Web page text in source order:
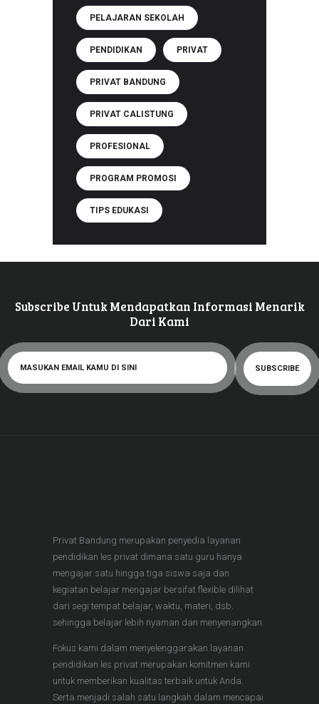
PELAJARAN SEKOLAH
PENDIDIKAN PRIVAT
PRIVAT BANDUNG
PRIVAT CALISTUNG
PROFESIONAL
PROGRAM PROMOSI
TIPS EDUKASI
Subscribe Untuk Mendapatkan Informasi Menarik
Dari Kami
Privat Bandung merupakan penyedia layanan
pendidikan les privat dimana satu guru hanya
mengajar satu hingga tiga siswa saja dan
kegiatan belajar mengajar bersifat flexible dilihat
dari segi tempat belajar, waktu, materi, dsb.
sehingga belajar lebih nyaman dan menyenangkan.
Fokus kami dalam menyelenggarakan layanan
pendidikan les privat merupakan komitmen kami
untuk memberikan kualitas terbaik untuk Anda.
Serta menjadi salah satu langkah dalam mencapai